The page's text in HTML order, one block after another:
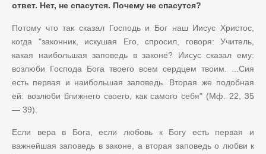
ответ. Нет, не спасутся. Почему не спасутся?
Потому что так сказал Господь и Бог наш Иисус Христос,
когда "законник, искушая Его, спросил, говоря: Учитель,
какая наибольшая заповедь в законе? Иисус сказал ему:
возлюби Господа Бога твоего всем сердцем твоим. ...Сия
есть первая и наибольшая заповедь. Вторая же подобная
ей: возлюби ближнего своего, как самого себя" (Мф. 22, 35
— 39).
Если вера в Бога, если любовь к Богу есть первая и
важнейшая заповедь в законе, а вторая заповедь о любви к